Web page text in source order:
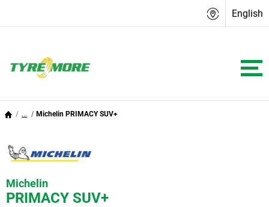
English
... Michelin PRIMACY SUV+
Michelin
PRIMACY SUV+